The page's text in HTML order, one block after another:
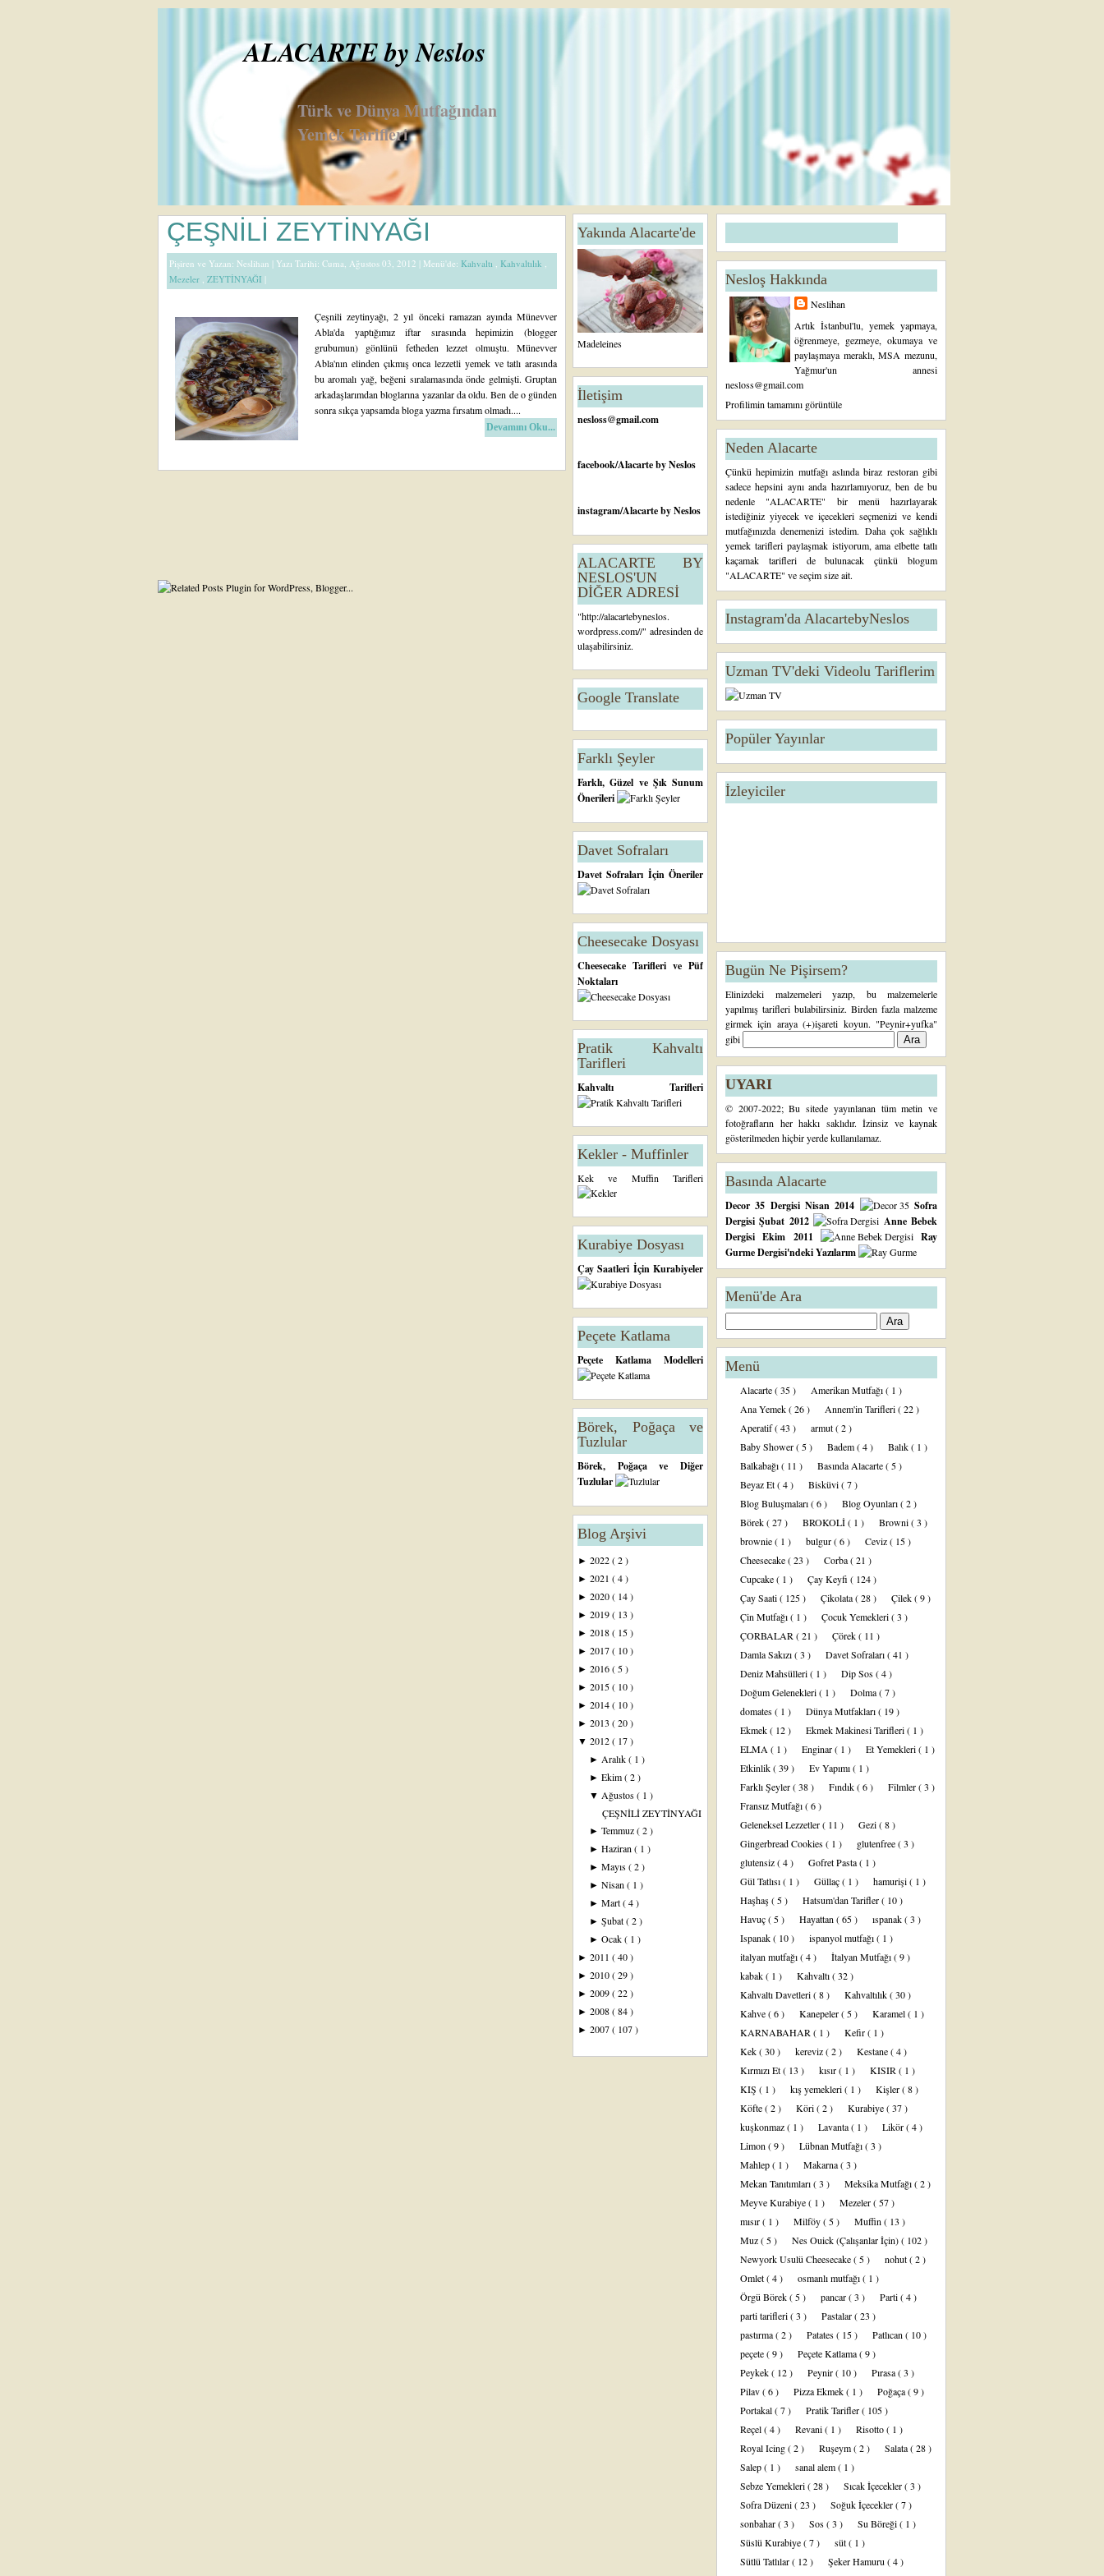
ALACARTE by Neslos
Türk ve Dünya Mutfağından
Yemek Tarifleri
ÇEŞNİLİ ZEYTİNYAĞI
Pişiren ve Yazan: Neslihan | Yazı Tarihi: Cuma, Ağustos 03, 2012 | Menü'de: Kahvaltı , Kahvaltılık ,
Mezeler , ZEYTİNYAĞI |
Çeşnili zeytinyağı, 2 yıl önceki ramazan ayında Münevver
Abla'da yaptığımız iftar sırasında hepimizin (blogger
grubumun) gönlünü fetheden lezzet olmuştu. Münevver
Abla'nın elinden çıkmış onca lezzetli yemek ve tatlı arasında
bu aromalı yağ, beğeni sıralamasında önde gelmişti. Gruptan
arkadaşlarımdan bloglarına yazanlar da oldu. Ben de o günden
sonra sıkça yapsamda bloga yazma fırsatım olmadı....
Devamını Oku...
K
A
S
Yakında Alacarte'de
Madeleines
İletişim
nesloss@gmail.com
facebook/Alacarte by Neslos
instagram/Alacarte by Neslos
ALACARTE BY
NESLOS'UN
DİĞER ADRESİ
"http://alacartebyneslos.
wordpress.com//" adresinden de
ulaşabilirsiniz.
Google Translate
Farklı Şeyler
Farklı, Güzel ve Şık Sunum
Önerileri
Davet Sofraları
Davet Sofraları İçin Öneriler
Cheesecake Dosyası
Cheesecake Tarifleri ve Püf
Noktaları
Pratik Kahvaltı
Tarifleri
Kahvaltı Tarifleri
Kekler - Muffinler
Kek ve Muffin Tarifleri
Kurabiye Dosyası
Çay Saatleri İçin Kurabiyeler
Peçete Katlama
Peçete Katlama Modelleri
Börek, Poğaça ve
Tuzlular
Börek, Poğaça ve Diğer
Tuzlular
Blog Arşivi
► 2022( 2 )
► 2021 ( 4 )
► 2020( 14 )
► 2019( 13 )
► 2018( 15 )
► 2017( 10 )
► 2016( 5 )
► 2015( 10 )
► 2014( 10 )
► 2013 ( 20 )
▼ 2012( 17 )
►Aralık( 1 )
►Ekim( 2 )
▼Ağustos( 1 )
ÇEŞNİLİ ZEYTİNYAĞI
►Temmuz( 2 )
►Haziran( 1 )
►Mayıs( 2 )
►Nisan( 1 )
►Mart( 4 )
►Şubat( 2 )
►Ocak( 1 )
► 2011 ( 40 )
► 2010( 29 )
► 2009( 22 )
► 2008( 84 )
► 2007( 107 )
Nesloş Hakkında
Neslihan
Artık İstanbul'lu, yemek yapmaya,
öğrenmeye, gezmeye, okumaya ve
paylaşmaya meraklı, MSA mezunu,
Yağmur'un annesi
nesloss@gmail.com
Profilimin tamamını görüntüle
Neden Alacarte
Çünkü hepimizin mutfağı aslında biraz restoran gibi
sadece hepsini aynı anda hazırlamıyoruz, ben de bu
nedenle "ALACARTE" bir menü hazırlayarak
istediğiniz yiyecek ve içecekleri seçmenizi ve kendi
mutfağınızda denemenizi istedim. Daha çok sağlıklı
yemek tarifleri paylaşmak istiyorum, ama elbette tatlı
kaçamak tarifleri de bulunacak çünkü blogum
"ALACARTE" ve seçim size ait.
Instagram'da AlacartebyNeslos
Uzman TV'deki Videolu Tariflerim
Popüler Yayınlar
İzleyiciler
Bugün Ne Pişirsem?
Elinizdeki malzemeleri yazıp, bu malzemelerle
yapılmış tarifleri bulabilirsiniz. Birden fazla malzeme
girmek için araya (+)işareti koyun. "Peynir+yufka"
gibi
UYARI
© 2007-2022; Bu sitede yayınlanan tüm metin ve
fotoğrafların her hakkı saklıdır. İzinsiz ve kaynak
gösterilmeden hiçbir yerde kullanılamaz.
Basında Alacarte
Decor 35 Dergisi Nisan 2014
Sofra
Dergisi Şubat 2012
Anne Bebek
Dergisi Ekim 2011
Ray
Gurme Dergisi'ndeki Yazılarım
Menü'de Ara
Menü
Alacarte( 35 ) Amerikan Mutfağı( 1 )
Ana Yemek( 26 ) Annem'in Tarifleri( 22 )
Aperatif( 43 ) armut( 2 )
Baby Shower( 5 ) Badem( 4 ) Balık( 1 )
Balkabağı( 11 ) Basında Alacarte( 5 )
Beyaz Et( 4 ) Bisküvi( 7 )
Blog Buluşmaları( 6 ) Blog Oyunları( 2 )
Börek( 27 ) BROKOLİ( 1 ) Browni( 3 )
brownie( 1 ) bulgur( 6 ) Ceviz( 15 )
Cheesecake( 23 ) Corba( 21 )
Cupcake( 1 ) Çay Keyfi ( 124 )
Çay Saati( 125 ) Çikolata( 28 ) Çilek( 9 )
Çin Mutfağı( 1 ) Çocuk Yemekleri( 3 )
ÇORBALAR ( 21 ) Çörek( 11 )
Damla Sakızı( 3 ) Davet Sofraları( 41 )
Deniz Mahsülleri( 1 ) Dip Sos( 4 )
Doğum Gelenekleri( 1 ) Dolma( 7 )
domates( 1 ) Dünya Mutfakları( 19 )
Ekmek( 12 ) Ekmek Makinesi Tarifleri( 1 )
ELMA ( 1 ) Enginar( 1 ) Et Yemekleri( 1 )
Etkinlik( 39 ) Ev Yapımı( 1 )
Farklı Şeyler( 38 ) Fındık( 6 ) Filmler( 3 )
Fransız Mutfağı( 6 )
Geleneksel Lezzetler( 11 ) Gezi( 8 )
Gingerbread Cookies( 1 ) glutenfree( 3 )
glutensiz( 4 ) Gofret Pasta( 1 )
Gül Tatlısı( 1 ) Güllaç( 1 ) hamurişi( 1 )
Haşhaş( 5 ) Hatsum'dan Tarifler( 10 )
Havuç( 5 ) Hayattan ( 65 ) ıspanak( 3 )
Ispanak( 10 ) ispanyol mutfağı( 1 )
italyan mutfağı( 4 ) İtalyan Mutfağı( 9 )
kabak( 1 ) Kahvaltı( 32 )
Kahvaltı Davetleri( 8 ) Kahvaltılık( 30 )
Kahve( 6 ) Kanepeler( 5 ) Karamel( 1 )
KARNABAHAR ( 1 ) Kefir( 1 )
Kek( 30 ) kereviz( 2 ) Kestane( 4 )
Kırmızı Et( 13 ) kısır( 1 ) KISIR ( 1 )
KIŞ ( 1 ) kış yemekleri( 1 ) Kişler( 8 )
Köfte( 2 ) Köri( 2 ) Kurabiye( 37 )
kuşkonmaz( 1 ) Lavanta( 1 ) Likör( 4 )
Limon ( 9 ) Lübnan Mutfağı( 3 )
Mahlep( 1 ) Makarna( 3 )
Mekan Tanıtımları( 3 ) Meksika Mutfağı( 2 )
Meyve Kurabiye( 1 ) Mezeler( 57 )
mısır( 1 ) Milföy( 5 ) Muffin ( 13 )
Muz( 5 ) Nes Ouick (Çalışanlar İçin)( 102 )
Newyork Usulü Cheesecake( 5 ) nohut( 2 )
Omlet( 4 ) osmanlı mutfağı( 1 )
Örgü Börek( 5 ) pancar( 3 ) Parti( 4 )
parti tarifleri( 3 ) Pastalar( 23 )
pastırma( 2 ) Patates( 15 ) Patlıcan ( 10 )
peçete( 9 ) Peçete Katlama( 9 )
Peykek( 12 ) Peynir( 10 ) Pırasa( 3 )
Pilav( 6 ) Pizza Ekmek( 1 ) Poğaça( 9 )
Portakal( 7 ) Pratik Tarifler( 105 )
Reçel( 4 ) Revani( 1 ) Risotto( 1 )
Royal Icing( 2 ) Ruşeym( 2 ) Salata( 28 )
Salep( 1 ) sanal alem( 1 )
Sebze Yemekleri( 28 ) Sıcak İçecekler( 3 )
Sofra Düzeni( 23 ) Soğuk İçecekler( 7 )
sonbahar( 3 ) Sos( 3 ) Su Böreği( 1 )
Süslü Kurabiye( 7 ) süt( 1 )
Sütlü Tatlılar( 12 ) Şeker Hamuru ( 4 )